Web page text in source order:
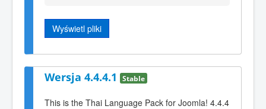
Wyświetl pliki
Wersja 4.4.4.1 Stable
This is the Thai Language Pack for Joomla! 4.4.4